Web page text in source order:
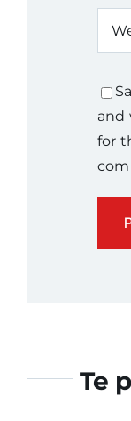
and
for
Te